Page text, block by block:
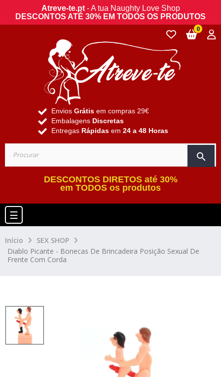
Atreve-te.pt- A tua Naughty Love Shop
DESCONTOS ATÉ 30% EM TODOS OS PRODUTOS
Envios Grátis em compras 29€
Embalagens Discretas
Entregas Rápidas em 24 a 48 Horas
search
0
DESCONTOS DIRETOS até 30%
em TODOS os produtos
Toggle navigation
☰
Início
SEX SHOP
Diablo Picante - Bonecas De Brincadeira Posição Sexual De
Frente Com Corda